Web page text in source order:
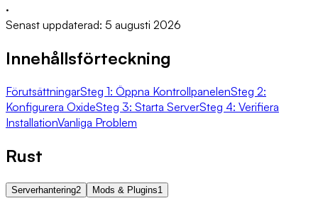
·
Senast uppdaterad: 5 augusti 2026
Innehållsförteckning
FörutsättningarSteg 1: Öppna KontrollpanelenSteg 2:
Konfigurera OxideSteg 3: Starta ServerSteg 4: Verifiera
InstallationVanliga Problem
Rust
Serverhantering2 Mods & Plugins1